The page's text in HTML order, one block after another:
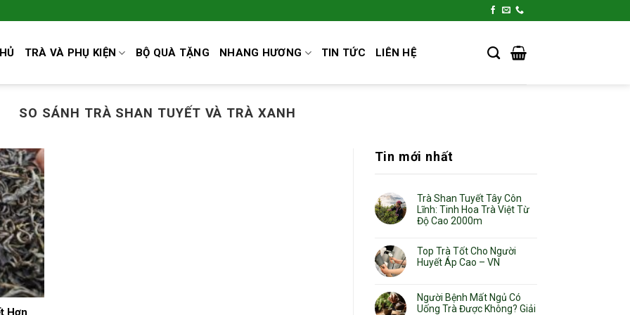
TRÀ VÀ PHỤ KIỆN BỘ QUÀ TẶNG NHANG HƯƠNG TIN TỨC LIÊN HỆ
SO SÁNH TRÀ SHAN TUYẾT VÀ TRÀ XANH
Hơn
Tin mới nhất
Trà Shan Tuyết Tây Côn
Lĩnh: Tinh Hoa Trà Việt Từ
Độ Cao 2000m
Top Trà Tốt Cho Người
Huyết Áp Cao – VN
Người Bệnh Mất Ngủ Có
Uống Trà Được Không? Giải